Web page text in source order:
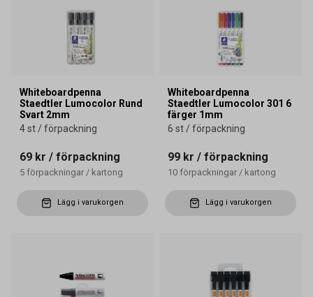
Whiteboardpenna
Staedtler Lumocolor Rund
Svart 2mm
4 st / förpackning
69 kr / förpackning
5 förpackningar / kartong
Lägg i varukorgen
Whiteboardpenna
Staedtler Lumocolor 301 6
färger 1mm
6 st / förpackning
99 kr / förpackning
10 förpackningar / kartong
Lägg i varukorgen